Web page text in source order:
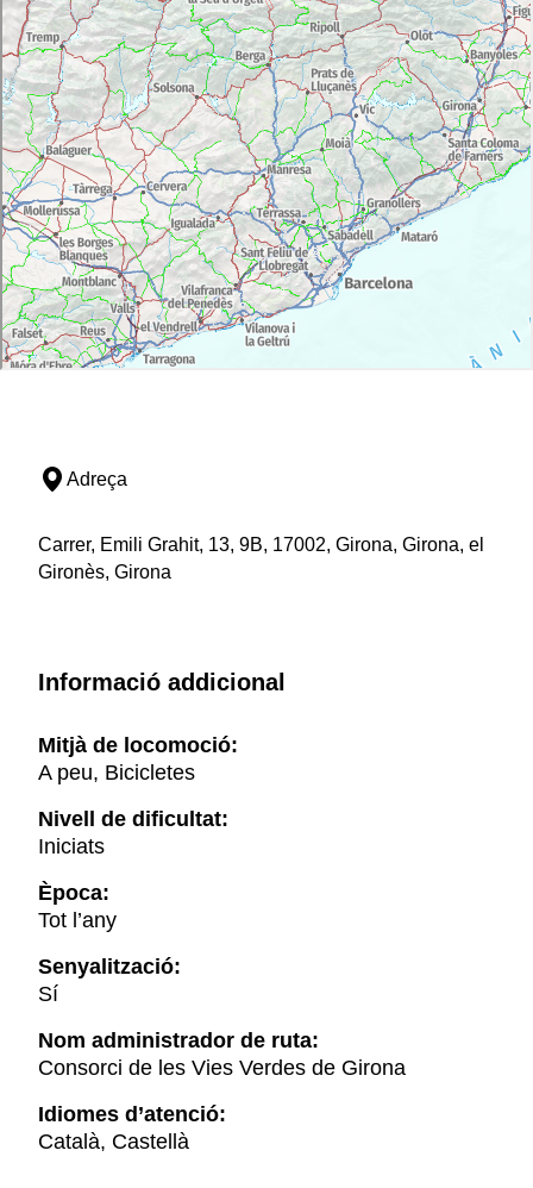
Adreça
Carrer, Emili Grahit, 13, 9B, 17002, Girona, Girona, el
Gironès, Girona
Informació addicional
Mitjà de locomoció:
A peu, Bicicletes
Nivell de dificultat:
Iniciats
Època:
Tot l’any
Senyalització:
Sí
Nom administrador de ruta:
Consorci de les Vies Verdes de Girona
Idiomes d’atenció:
Català, Castellà